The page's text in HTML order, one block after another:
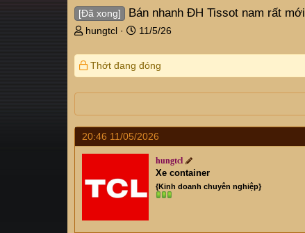
[Đã xong] Bán nhanh ĐH Tissot nam rất mới
T
r
e
d
a
r
r
hungtcl
N
à
y
ử
11/5/26
Thớt đang đóng
20:46 11/05/2026
hungtcl
Xe container
{Kinh doanh chuyên nghiệp}